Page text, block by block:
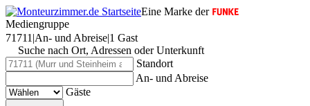
Eine Marke der
Mediengruppe
71711 |An- und Abreise|1 Gast
Suche nach Ort, Adressen oder Unterkunft
Standort
An- und Abreise
Gäste